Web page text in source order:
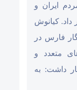
ایران و
داد. کیانوش
فارس در
متعدد و
داشت: به